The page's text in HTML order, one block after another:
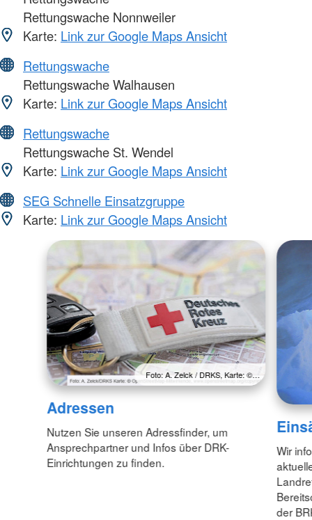
Rettungswache Nonnweiler
Karte: Link zur Google Maps Ansicht
Rettungswache
Rettungswache Walhausen
Karte: Link zur Google Maps Ansicht
Rettungswache
Rettungswache St. Wendel
Karte: Link zur Google Maps Ansicht
SEG Schnelle Einsatzgruppe
Karte: Link zur Google Maps Ansicht
Foto: A. Zelck / DRKS, Karte: ©…
Adressen
Nutzen Sie unseren Adressfinder, um
Ansprechpartner und Infos über DRK-
Einrichtungen zu finden.
Wir
der